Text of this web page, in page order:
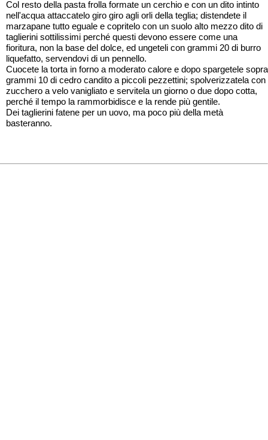
Col resto della pasta frolla formate un cerchio e con un dito intinto
nell'acqua attaccatelo giro giro agli orli della teglia; distendete il
marzapane tutto eguale e copritelo con un suolo alto mezzo dito di
taglierini sottilissimi perché questi devono essere come una
fioritura, non la base del dolce, ed ungeteli con grammi 20 di burro
liquefatto, servendovi di un pennello.
Cuocete la torta in forno a moderato calore e dopo spargetele sopra
grammi 10 di cedro candito a piccoli pezzettini; spolverizzatela con
zucchero a velo vanigliato e servitela un giorno o due dopo cotta,
perché il tempo la rammorbidisce e la rende più gentile.
Dei taglierini fatene per un uovo, ma poco più della metà
basteranno.